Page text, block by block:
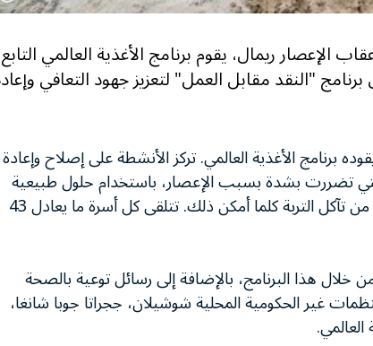
الإعصار ريمال، يقوم برنامج الأغذية العالمي التابع
"النقد مقابل العمل" لتعزيز جهود التعافي
في البرنامج الذي يقوده برنامج الأغذية العالمي. تركز الأنشطة على إصلاح وإعادة
تضررت بشدة بسبب الإعصار، باستخدام حلول طبيعية
مثل إعادة البناء باستخدام الطين وزراعة الأشجار لمنع المزيد من تآكل التربة كلما أمكن ذلك. تتلقى كل أسرة ما يعادل 43
المتضررة من خلال هذا البرنامج، بالإضافة إلى رسائل توعية بالصحة
غير الحكومية المحلية شوشيلان، ججراتا جوبا شانغا،